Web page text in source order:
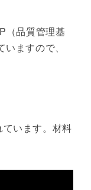
（品質管理基
ますので、
います。材料